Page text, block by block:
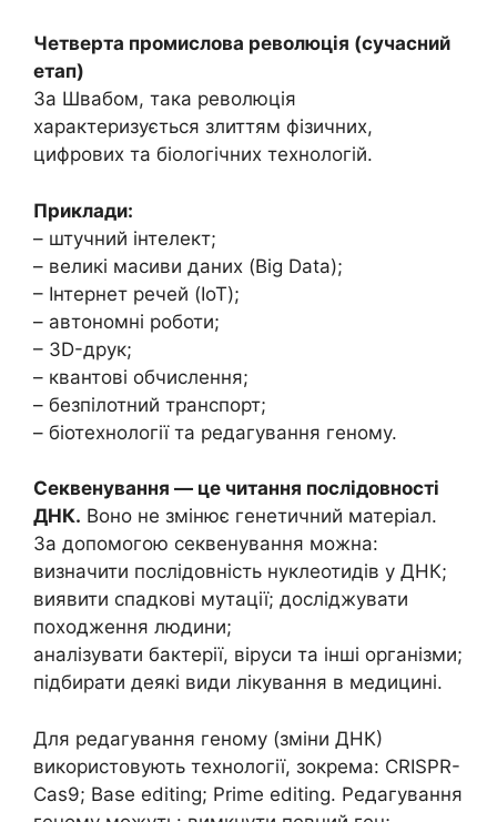
Четверта промислова революція (сучасний
етап)
За Швабом, така революція
характеризується злиттям фізичних,
цифрових та біологічних технологій.
Приклади:
– штучний інтелект;
– великі масиви даних (Big Data);
– Інтернет речей (IoT);
– автономні роботи;
– 3D-друк;
– квантові обчислення;
– безпілотний транспорт;
– біотехнології та редагування геному.
Секвенування — це читання послідовності
ДНК. Воно не змінює генетичний матеріал.
За допомогою секвенування можна:
визначити послідовність нуклеотидів у ДНК;
виявити спадкові мутації; досліджувати
походження людини;
аналізувати бактерії, віруси та інші організми;
підбирати деякі види лікування в медицині.
Для редагування геному (зміни ДНК)
використовують технології, зокрема: CRISPR-
Cas9; Base editing; Prime editing. Редагування